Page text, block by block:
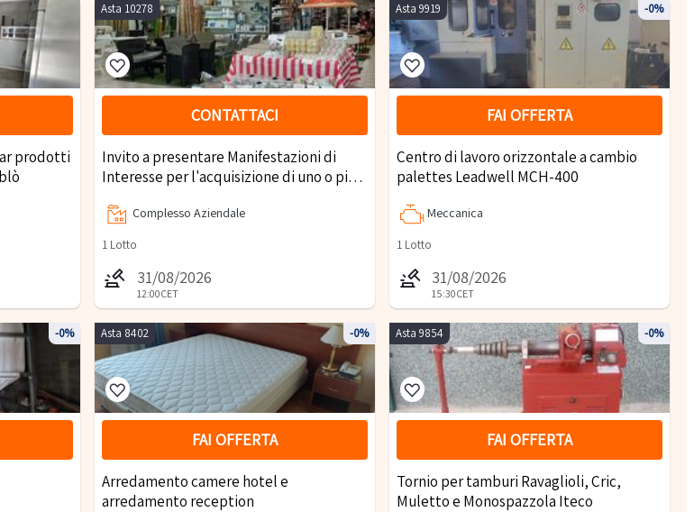
prodotti
Asta 10278
CONTATTACI
Invito a presentare Manifestazioni di
Interesse per l'acquisizione di uno o più
Complesso Aziendale
1Lotto
31/08/2026
12:00CET
Asta 9919 -0%
FAI OFFERTA
Centro di lavoro orizzontale a cambio
palettes Leadwell MCH-400
Meccanica
1 Lotto
31/08/2026
15:30CET
-0% Asta 8402 -0%
FAI OFFERTA
Arredamento camere hotel e
arredamento reception
Asta 9854 -0%
FAI OFFERTA
Tornio per tamburi Ravaglioli, Cric,
Muletto e Monospazzola Iteco